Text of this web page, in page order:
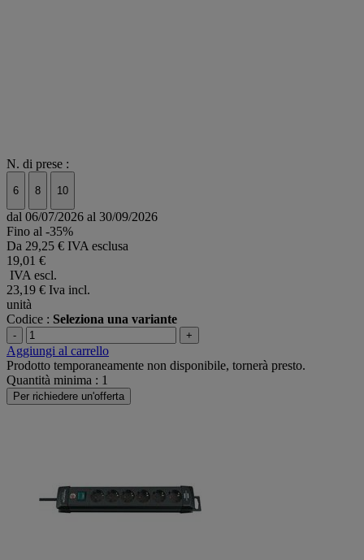
N. di prese :
6 8 10
dal 06/07/2026 al 30/09/2026
Fino al -35%
Da 29,25 € IVA esclusa
19,01 €
IVA escl.
23,19 € Iva incl.
unità
Codice : Seleziona una variante
- +
Aggiungi al carrello
Prodotto temporaneamente non disponibile, tornerà presto.
Quantità minima : 1
Per richiedere un'offerta